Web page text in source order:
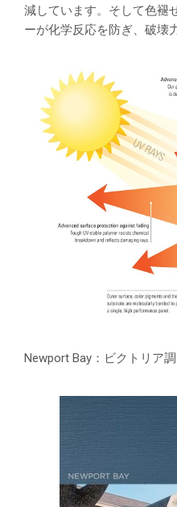
減しています。そして色褪
ーが化学反応を防ぎ、破壊
Newport Bay：ビクトリア